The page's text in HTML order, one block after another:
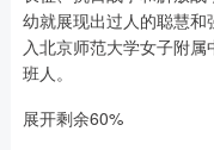
幼就展现出过人的聪慧
入北京师范大学女子附
班人。
展开剩余60%